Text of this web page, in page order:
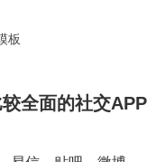
全面的社交APP